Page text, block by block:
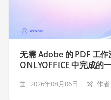
无需 Adobe 的 PDF 工
ONLYOFFICE 中完成的
2026年08月06日 作